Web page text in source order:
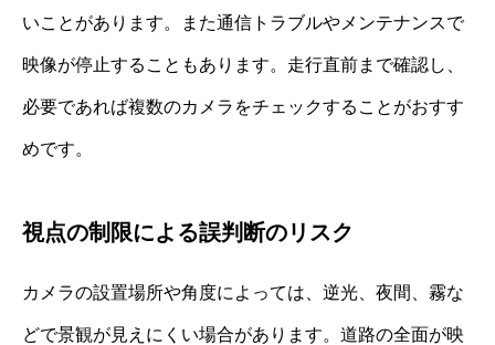
いことがあります。また通信トラブルやメンテナンスで
映像が停止することもあります。走行直前まで確認し、
必要であれば複数のカメラをチェックすることがおすす
めです。
視点の制限による誤判断のリスク
カメラの設置場所や角度によっては、逆光、夜間、霧な
どで景観が見えにくい場合があります。道路の全面が映